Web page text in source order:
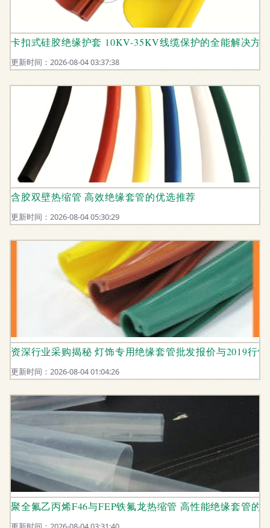
卡扣式硅胶绝缘护套 10KV-35KV线缆保护的全能解决方
更新时间：2026-08-04 03:37:38
含胶双壁热缩管 高效绝缘套管的优选推荐
更新时间：2026-08-04 05:30:29
资深行业采购揭秘 灯饰专用绝缘套管批发报价与2019行
更新时间：2026-08-04 01:04:26
聚全氟乙丙烯F46与FEP铁氟龙热缩管 高性能绝缘套管的